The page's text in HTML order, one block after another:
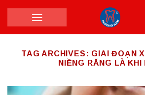
TAG ARCHIVES: GIAI ĐOẠN
NIỀNG RĂNG LÀ KHI